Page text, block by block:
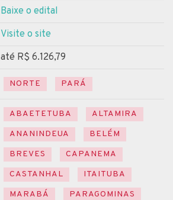
Baixe o edital
Visite o site
até R$ 6.126,79
NORTE PARÁ
ABAETETUBA
ALTAMIRA
ANANINDEUA
BELÉM
BREVES
CAPANEMA
CASTANHAL
ITAITUBA
MARABÁ
PARAGOMINAS